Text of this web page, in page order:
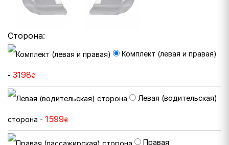
Сторона:
Комплект (левая и правая)
- 3198₴
Левая (водительская)
сторона - 1599₴
Правая